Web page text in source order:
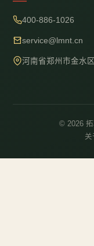
400-886-1026
service@lmnt.cn
河南省郑州市金水
© 2026
关